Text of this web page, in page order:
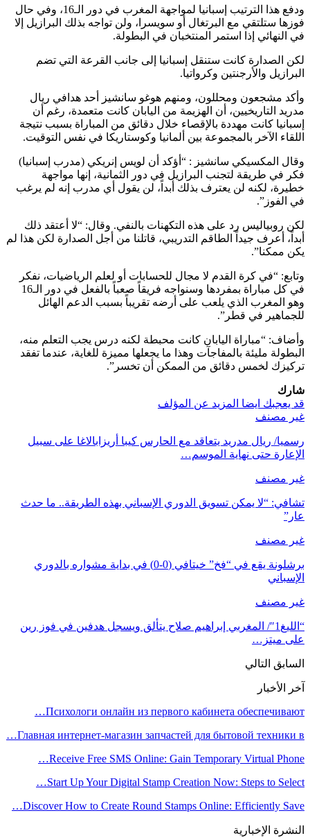
ودفع هذا الترتيب إسبانيا لمواجهة المغرب في دور الـ16، وفي حال
فوزها ستلتقي مع البرتغال أو سويسرا، ولن تواجه بذلك البرازيل إلا
في النهائي إذا استمر المنتخبان في البطولة.
لكن الصدارة كانت ستنقل إسبانيا إلى جانب القرعة التي تضم
البرازيل والأرجنتين وكرواتيا.
وأكد مشجعون ومحللون، ومنهم هوغو سانشيز أحد هدافي ريال
مدريد التاريخيين، أن الهزيمة من اليابان كانت متعمدة، رغم أن
إسبانيا كانت مهددة بالإقصاء خلال دقائق من المباراة بسبب نتيجة
اللقاء الآخر بالمجموعة بين ألمانيا وكوستاريكا في نفس التوقيت.
وقال المكسيكي سانشيز : “أؤكد أن لويس إنريكي (مدرب إسبانيا)
فكر في طريقة لتجنب البرازيل في دور الثمانية، إنها مواجهة
خطيرة، لكنه لن يعترف بذلك أبداً، لن يقول أي مدرب إنه لم يرغب
في الفوز”.
لكن روبياليس رد على هذه التكهنات بالنفي. وقال: “لا أعتقد ذلك
أبداً، أعرف جيداً الطاقم التدريبي، قاتلنا من أجل الصدارة لكن هذا لم
يكن ممكنا”.
وتابع: “في كرة القدم لا مجال للحسابات أو لعلم الرياضيات، نفكر
في كل مباراة بمفردها وسنواجه فريقاً صعباً بالفعل في دور الـ16
وهو المغرب الذي يلعب على أرضه تقريباً بسبب الدعم الهائل
للجماهير في قطر”.
وأضاف: “مباراة اليابان كانت محبطة لكنه درس يجب التعلم منه،
البطولة مليئة بالمفاجآت وهذا ما يجعلها مميزة للغاية، عندما تفقد
تركيزك لخمس دقائق من الممكن أن تخسر”.
شارك
قد يعجبك ايضا المزيد عن المؤلف
غير مصنف
رسميا/ ريال مدريد يتعاقد مع الحارس كيبا أريزابالاغا على سبيل
الإعارة حتى نهاية الموسم…
غير مصنف
تشافي: “لا يمكن تسويق الدوري الإسباني بهذه الطريقة.. ما حدث
عار”
غير مصنف
برشلونة يقع في “فخ” خيتافي (0-0) في بداية مشواره بالدوري
الإسباني
غير مصنف
“الليغ1″/ المغربي إبراهيم صلاح يتألق ويسجل هدفين في فوز رين
على ميتز…
السابق التالي
آخر الأخبار
Психологи онлайн из первого кабинета обеспечивают…
Главная интернет-магазин запчастей для бытовой техники в…
Receive Free SMS Online: Gain Temporary Virtual Phone…
Start Up Your Digital Stamp Creation Now: Steps to Select…
Discover How to Create Round Stamps Online: Efficiently Save…
النشرة الإخبارية